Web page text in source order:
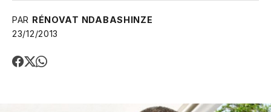
PAR RÉNOVAT NDABASHINZE
23/12/2013